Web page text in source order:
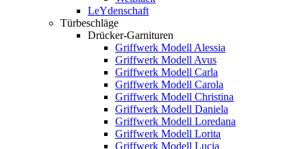
LeYdenschaft
Türbeschläge
Drücker-Garnituren
Griffwerk Modell Alessia
Griffwerk Modell Avus
Griffwerk Modell Carla
Griffwerk Modell Carola
Griffwerk Modell Christina
Griffwerk Modell Daniela
Griffwerk Modell Loredana
Griffwerk Modell Lorita
Griffwerk Modell Lucia